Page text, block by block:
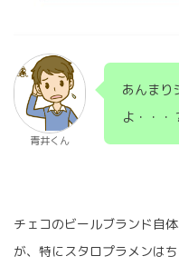
青井くん
あんまり
よ・・・
チェコのビールブランド自
が、特にスタロプラメンは